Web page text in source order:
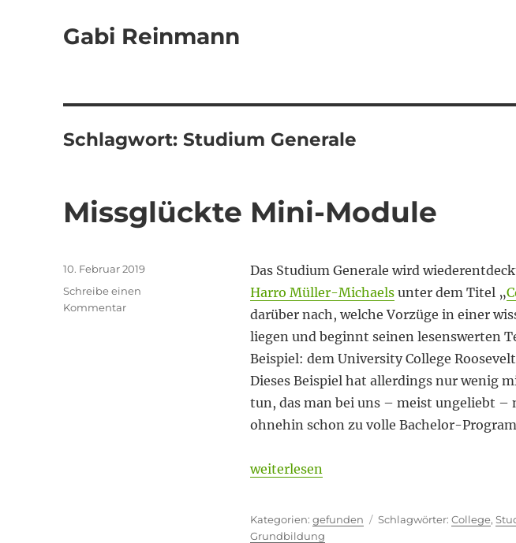
Gabi Reinmann
Schlagwort:Studium Generale
Missglückte Mini-Module
Das Studium Generale wird
Harro Müller-Michaelsunter dem Titel „
darüber nach, welche Vorzüge in einer
liegen und beginnt seinen lesenswerten
Beispiel: dem University College
Dieses Beispiel hat allerdings nur wenig
tun, das man bei uns – meist ungeliebt –
ohnehin schon zu volle Bachelor-
„Missglückte Mini-Module“
weiterlesen
Kategorien
gefunden College,
Grundbildung
Veröffentlicht
am
10. Februar 2019
Schreibe einen
Kommentarzu